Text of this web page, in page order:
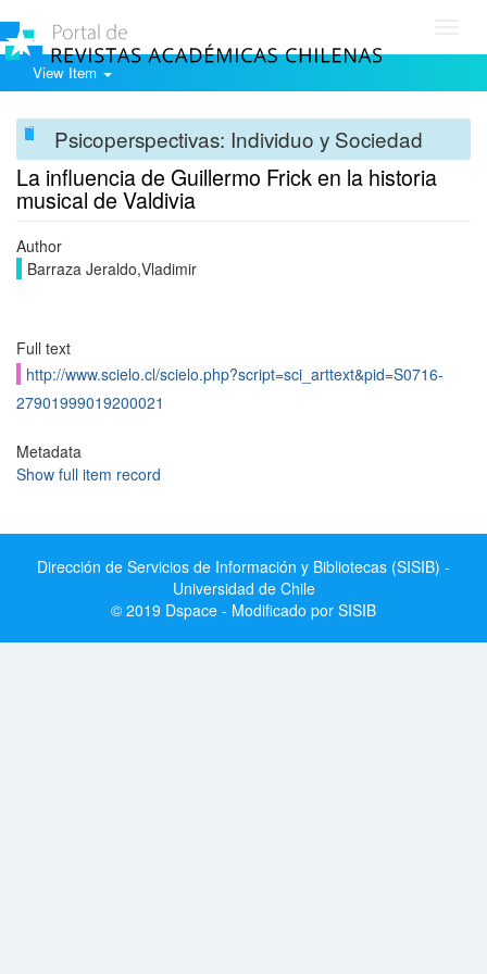
View Item
Psicoperspectivas: Individuo y Sociedad
La influencia de Guillermo Frick en la historia
musical de Valdivia
Author
Barraza Jeraldo,Vladimir
Full text
http://www.scielo.cl/scielo.php?script=sci_arttext&pid=S0716-
27901999019200021
Metadata
Show full item record
Dirección de Servicios de Información y Bibliotecas (SISIB) -
Universidad de Chile
© 2019 Dspace - Modificado por SISIB